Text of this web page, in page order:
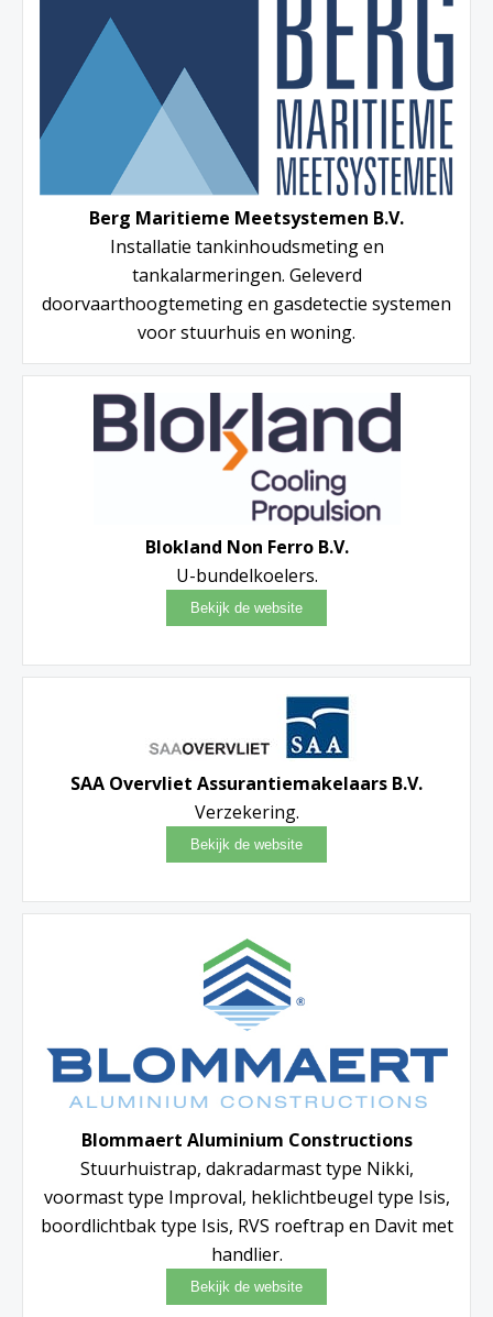
Berg Maritieme Meetsystemen B.V.
Installatie tankinhoudsmeting en
tankalarmeringen. Geleverd
doorvaarthoogtemeting en gasdetectie systemen
voor stuurhuis en woning.
Blokland Non Ferro B.V.
U-bundelkoelers.
SAA Overvliet Assurantiemakelaars B.V.
Verzekering.
Blommaert Aluminium Constructions
Stuurhuistrap, dakradarmast type Nikki,
voormast type Improval, heklichtbeugel type Isis,
boordlichtbak type Isis, RVS roeftrap en Davit met
handlier.